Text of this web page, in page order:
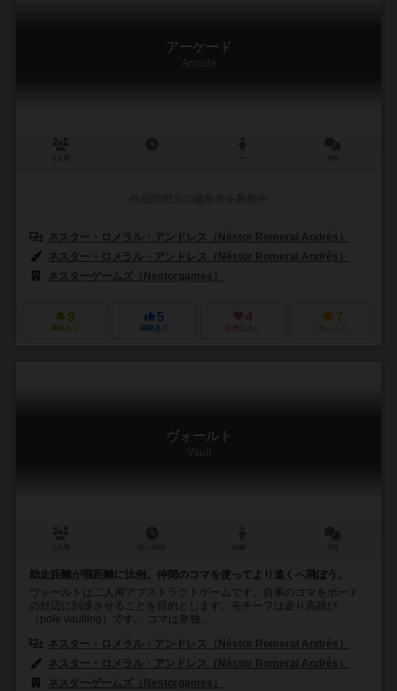
アーケード
Arcade
ネスター・ロメラル・アンドレス（Néstor Romeral Andrés）
ネスター・ロメラル・アンドレス（Néstor Romeral Andrés）
ネスターゲームズ（Nestorgames）
9
興味あり
5
経験あり
4
お気に入り
7
持ってる
ヴォールト
Vault
助走距離が飛距離に比例。仲間のコマを使ってより遠くへ飛ぼう。
ヴォールトは二人用アブストラクトゲームです。自軍のコマをボード
の対辺に到達させることを目的とします。モチーフは走り高跳び
（pole vaulting）です。 コマは単独...
ネスター・ロメラル・アンドレス（Néstor Romeral Andrés）
ネスター・ロメラル・アンドレス（Néstor Romeral Andrés）
ネスターゲームズ（Nestorgames）